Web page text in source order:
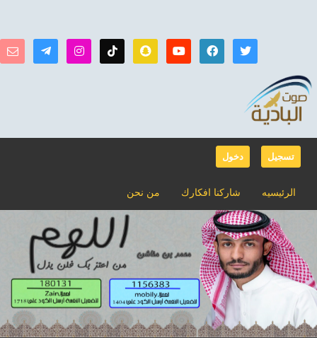
دخول تسجيل
من نحن شاركنا افكارك الرئيسيه